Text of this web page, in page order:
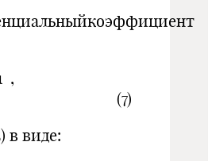
+К1 ,
в виде: